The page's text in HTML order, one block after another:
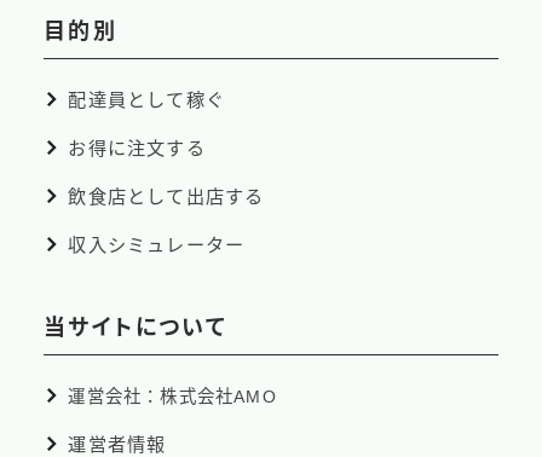
目的別
配達員として稼ぐ
お得に注文する
飲食店として出店する
収入シミュレーター
当サイトについて
運営会社：株式会社AMO
運営者情報